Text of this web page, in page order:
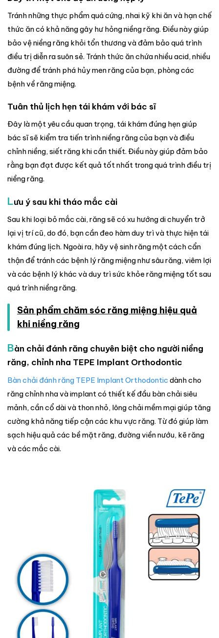
Tránh những thực phẩm quá cứng, nhai kỹ khi ăn và hạn chế
thức ăn có khả năng gây hư hỏng niềng răng. Điều này giúp
bảo vệ niềng răng khỏi tổn thương và đảm bảo quá trình
điều trị diễn ra suôn sẻ. Tránh thức ăn chứa nhiều acid, nhiều
đường để tránh phá hủy men răng của bạn, phòng các
bệnh về răng miệng.
Tuân thủ lịch hẹn tái khám với bác sĩ
Đây là một yêu cầu quan trọng, tái khám đúng hẹn giúp
bác sĩ sẽ kiểm tra tiến trình niềng răng của bạn và điều
chỉnh niềng, siết răng khi cần thiết. Điều này giúp đảm bảo
rằng bạn đạt được kết quả tốt nhất trong quá trình điều trị
niềng răng.
Lưu ý sau khi tháo mắc cài
Sau khi loại bỏ mắc cài, răng sẽ có xu hướng di chuyển trở
lại vị trí cũ, do đó, bạn cần đeo hàm duy trì và thực hiện tái
khám đúng lịch. Ngoài ra, hãy vệ sinh răng một cách cẩn
thận để tránh các bệnh lý răng miệng như sâu răng, viêm lợi
và các bệnh lý khác và duy trì sức khỏe răng miệng tốt sau
quá trình niềng răng.
Sản phẩm chăm sóc răng miệng hiệu quả
khi niềng răng
Bàn chải đánh răng chuyên biệt cho người niềng
răng, chỉnh nha TEPE Implant Orthodontic
Bàn chải đánh răng TEPE Implant Orthodontic dành cho
răng chỉnh nha và implant có thiết kế đầu bàn chải siêu
mảnh, cần cổ dài và thon nhỏ, lông chải mềm mại giúp tăng
cường khả năng tiếp cận các khu vực răng. Từ đó giúp làm
sạch hiệu quả các bề mặt răng, đường viền nướu, kẽ răng
và các mắc cài.